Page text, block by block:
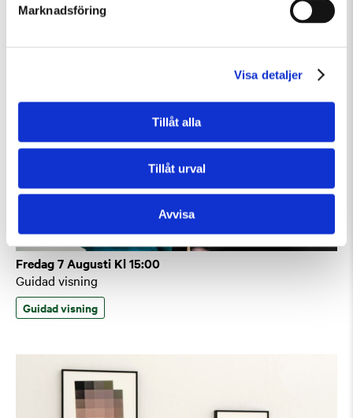
Marknadsföring
Visa detaljer
Tillåt alla
Tillåt urval
Avvisa
Fredag 7 Augusti Kl 15:00
Guidad visning
Guidad visning